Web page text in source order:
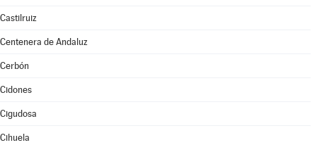
Castilruiz
Centenera de Andaluz
Cerbón
Cidones
Cigudosa
Cihuela